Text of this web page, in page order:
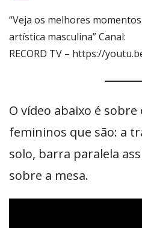
“Veja os melhores
artística masculina” Canal:
RECORD TV – https://
O vídeo abaixo é
femininos que são: a
solo, barra paralela
sobre a mesa.